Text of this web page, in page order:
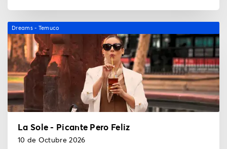
Dreams - Temuco
La Sole - Picante Pero Feliz
10 de Octubre 2026